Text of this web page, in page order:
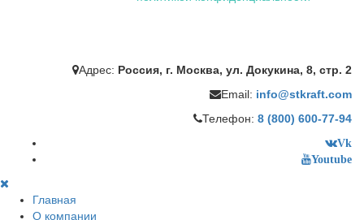
Адрес: Россия, г. Москва, ул. Докукина, 8, стр. 2
Email: info@stkraft.com
Телефон: 8 (800) 600-77-94
Vk
Youtube
Главная
О компании